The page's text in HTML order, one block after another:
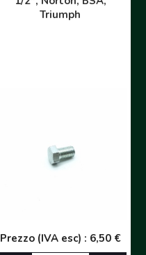
Triumph
Prezzo (IVA esc) : 6,50 €